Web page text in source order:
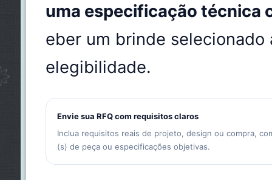
uma especificação técnica
eber um brinde selecionado
elegibilidade.
Envie sua RFQ com requisitos claros
Inclua requisitos reais de projeto, design ou compra,
(s) de peça ou especificações objetivas.